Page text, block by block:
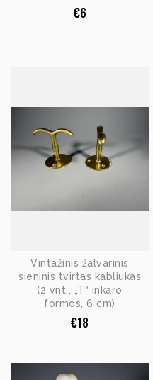
€6
Vintažinis žalvarinis
sieninis tvirtas kabliukas
(2 vnt., „T“ inkaro
formos, 6 cm)
€18